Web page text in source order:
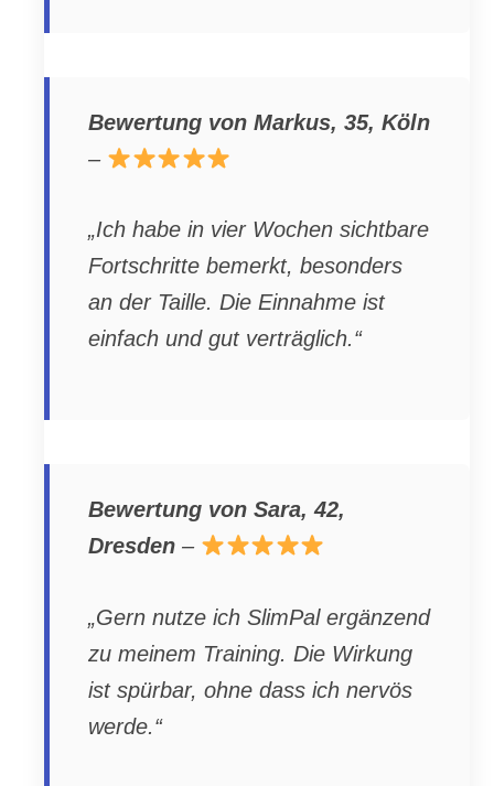
Bewertung von Markus, 35, Köln
–
„Ich habe in vier Wochen sichtbare
Fortschritte bemerkt, besonders
an der Taille. Die Einnahme ist
einfach und gut verträglich.“
Bewertung von Sara, 42,
Dresden –
„Gern nutze ich SlimPal ergänzend
zu meinem Training. Die Wirkung
ist spürbar, ohne dass ich nervös
werde.“